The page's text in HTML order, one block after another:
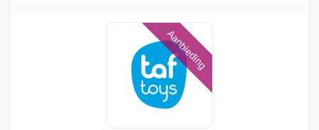
Aanbieding